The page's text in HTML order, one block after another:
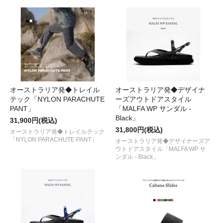
オーストラリア発◆トレイル
テック「NYLON PARACHUTE
PANT」
31,900円(税込)
オーストラリア発◆トレイルテック
「NYLON PARACHUTE PANT」
オーストラリア発◆デザイナ
ーズアウトドアスタイル
「MALFA WP サンダル -
Black」
31,800円(税込)
オーストラリア発◆デザイナーズア
ウトドアスタイル「MALFA WP サ
ンダル - Black」